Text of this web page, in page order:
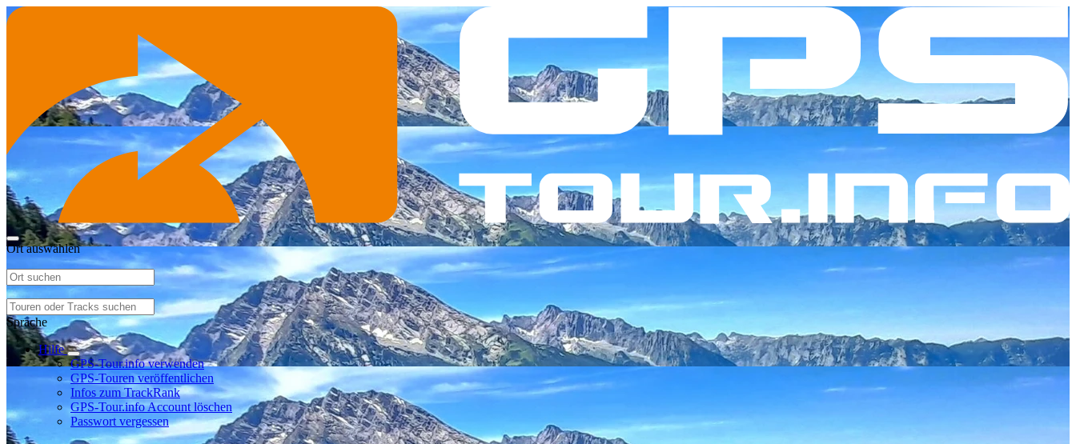
Ort auswählen
Sprache
Hilfe
GPS-Tour.info verwenden
GPS-Touren veröffentlichen
Infos zum TrackRank
GPS-Tour.info Account löschen
Passwort vergessen